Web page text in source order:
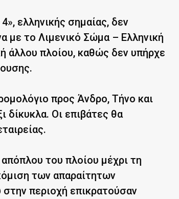
ελληνικής σημαίας, δεν
το Λιμενικό Σώμα – Ελληνική
άλλου πλοίου, καθώς δεν υπήρχε
προς Άνδρο, Τήνο και
δίκυκλα. Οι επιβάτες θα
του πλοίου μέχρι τη
των απαραίτητων
περιοχή επικρατούσαν